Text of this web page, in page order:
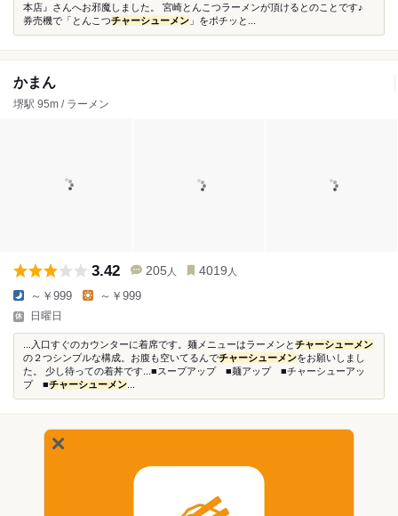
本店』さんへお邪魔しました。 宮崎とんこつラーメンが頂けるとのことです♪
券売機で「とんこつチャーシューメン 」をポチッと...
かまん
堺駅 95m / ラーメン
3.42 205 人 4019 人
～￥999 ～￥999
日曜日
...入口すぐのカウンターに着席です。麺メニューはラーメンとチャーシューメン
の２つシンプルな構成。お腹も空いてるんでチャーシューメンをお願いしまし
た。 少し待っての着丼です...■スープアップ ■麺アップ ■チャーシューアッ
プ ■チャーシューメン